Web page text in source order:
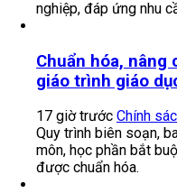
nghiệp, đáp ứng nhu
Chuẩn hóa,
giáo trình giáo
17 giờ trước Chính
Quy trình biên soạn,
môn, học phần bắt
được chuẩn hóa.